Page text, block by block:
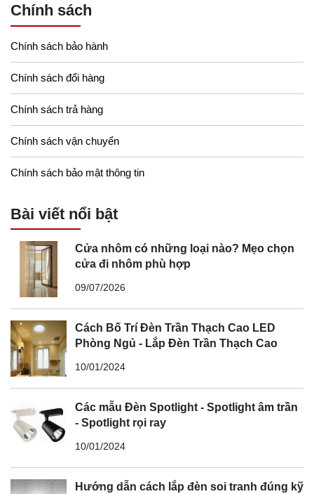
Chính sách
Chính sách bảo hành
Chính sách đổi hàng
Chính sách trả hàng
Chính sách vận chuyển
Chính sách bảo mật thông tin
Bài viết nổi bật
Cửa nhôm có những loại nào? Mẹo chọn
cửa đi nhôm phù hợp
09/07/2026
Cách Bố Trí Đèn Trần Thạch Cao LED
Phòng Ngủ - Lắp Đèn Trần Thạch Cao
10/01/2024
Các mẫu Đèn Spotlight - Spotlight âm trần
- Spotlight rọi ray
10/01/2024
Hướng dẫn cách lắp đèn soi tranh đúng kỹ